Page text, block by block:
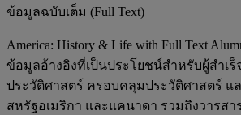
ข้อมูลฉบับเต็ม (Full Text)
America: History & Life with Full Text
ข้อมูลอ้างอิงที่เป็นประโยชน์สำหรับผู้สำเ
ประวัติศาสตร์ ครอบคลุมประวัติศาสตร์ แ
สหรัฐอเมริกา และแคนาดา รวมถึงวารส